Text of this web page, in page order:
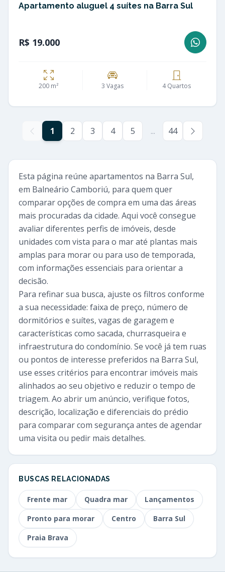
Apartamento aluguel 4 suítes na Barra Sul
R$ 19.000
200 m² 3 Vagas 4 Quartos
1 2 3 4 5 ... 44
Esta página reúne apartamentos na Barra Sul,
em Balneário Camboriú, para quem quer
comparar opções de compra em uma das áreas
mais procuradas da cidade. Aqui você consegue
avaliar diferentes perfis de imóveis, desde
unidades com vista para o mar até plantas mais
amplas para morar ou para uso de temporada,
com informações essenciais para orientar a
decisão.
Para refinar sua busca, ajuste os filtros conforme
a sua necessidade: faixa de preço, número de
dormitórios e suítes, vagas de garagem e
características como sacada, churrasqueira e
infraestrutura do condomínio. Se você já tem ruas
ou pontos de interesse preferidos na Barra Sul,
use esses critérios para encontrar imóveis mais
alinhados ao seu objetivo e reduzir o tempo de
triagem. Ao abrir um anúncio, verifique fotos,
descrição, localização e diferenciais do prédio
para comparar com segurança antes de agendar
uma visita ou pedir mais detalhes.
BUSCAS RELACIONADAS
Frente mar Quadra mar
Lançamentos
Pronto para morar
Centro
Barra Sul
Praia Brava